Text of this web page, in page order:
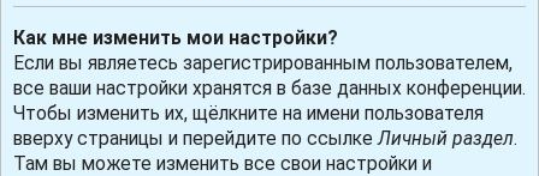
Как мне изменить мои настройки?
Если вы являетесь зарегистрированным пользователем,
все ваши настройки хранятся в базе данных конференции.
Чтобы изменить их, щёлкните на имени пользователя
вверху страницы и перейдите по ссылкеЛичный раздел.
Там вы можете изменить все свои настройки и